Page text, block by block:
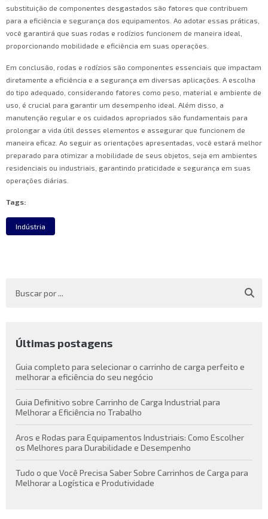
substituição de componentes desgastados são fatores que contribuem
para a eficiência e segurança dos equipamentos. Ao adotar essas práticas,
você garantirá que suas rodas e rodízios funcionem de maneira ideal,
proporcionando mobilidade e eficiência em suas operações.
Em conclusão, rodas e rodízios são componentes essenciais que impactam
diretamente a eficiência e a segurança em diversas aplicações. A escolha
do tipo adequado, considerando fatores como peso, material e ambiente de
uso, é crucial para garantir um desempenho ideal. Além disso, a
manutenção regular e os cuidados apropriados são fundamentais para
prolongar a vida útil desses elementos e assegurar que funcionem de
maneira eficaz. Ao seguir as orientações apresentadas, você estará melhor
preparado para otimizar a mobilidade de seus objetos, seja em ambientes
residenciais ou industriais, garantindo praticidade e segurança em suas
operações diárias.
Tags:
Indústria
Últimas postagens
Guia completo para selecionar o carrinho de carga perfeito e
melhorar a eficiência do seu negócio
Guia Definitivo sobre Carrinho de Carga Industrial para
Melhorar a Eficiência no Trabalho
Aros e Rodas para Equipamentos Industriais: Como Escolher
os Melhores para Durabilidade e Desempenho
Tudo o que Você Precisa Saber Sobre Carrinhos de Carga para
Melhorar a Logística e Produtividade